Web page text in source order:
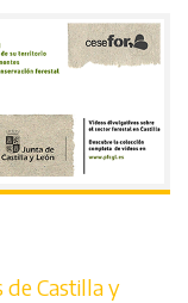
Castilla y